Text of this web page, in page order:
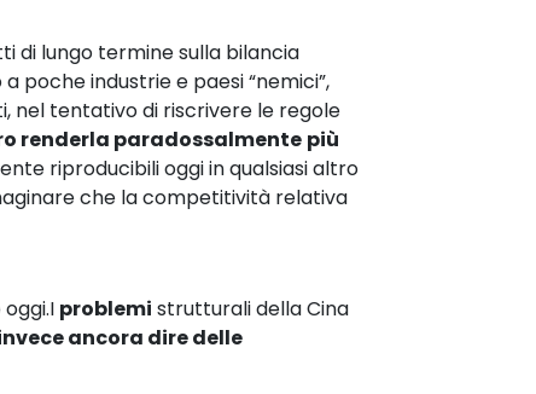
di lungo termine sulla bilancia
poche industrie e paesi “nemici”,
nel tentativo di riscrivere le regole
renderla paradossalmente più
riproducibili oggi in qualsiasi altro
che la competitività relativa
problemi strutturali della Cina
ancora dire delle